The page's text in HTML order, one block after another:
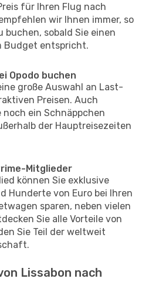
für Ihren Flug nach
wir Ihnen immer, so
buchen, sobald Sie einen
Budget entspricht.
Opodo buchen
große Auswahl an Last-
Preisen. Auch
ein Schnäppchen
der Hauptreisezeiten
Mitglieder
können Sie exklusive
Hunderte von Euro bei Ihren
sparen, neben vielen
Sie alle Vorteile von
Sie Teil der weltweit
Lissabon nach